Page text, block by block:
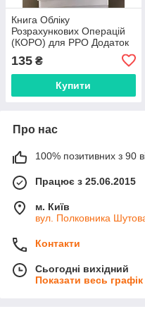
Книга Обліку
Розрахункових Операцій
(КОРО) для РРО Додаток
135 ₴
Купити
Про нас
100% позитивних з 90
Працює з 25.06.2015
м. Київ
вул. Полковника
Контакти
Сьогодні вихідний
Показати весь